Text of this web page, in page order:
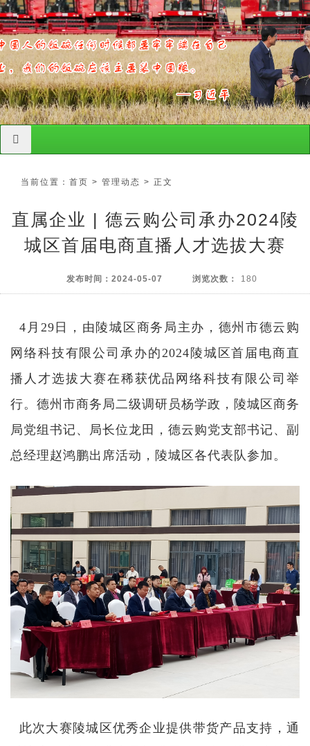
导航切换
当前位置： 首页 > 管理动态 > 正文
直属企业 | 德云购公司承办2024陵
城区首届电商直播人才选拔大赛
发布时间： 2024-05-07 浏览次数： 180
4月29日，由陵城区商务局主办，德州市德云购
网络科技有限公司承办的2024陵城区首届电商直
播人才选拔大赛在稀获优品网络科技有限公司举
行。德州市商务局二级调研员杨学政，陵城区商务
局党组书记、局长位龙田，德云购党支部书记、副
总经理赵鸿鹏出席活动，陵城区各代表队参加。
此次大赛陵城区优秀企业提供带货产品支持，通